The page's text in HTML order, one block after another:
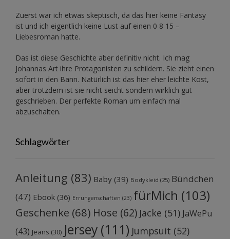
Zuerst war ich etwas skeptisch, da das hier keine Fantasy
ist und ich eigentlich keine Lust auf einen 0 8 15 –
Liebesroman hatte.
Das ist diese Geschichte aber definitiv nicht. Ich mag
Johannas Art ihre Protagonisten zu schildern. Sie zieht einen
sofort in den Bann. Natürlich ist das hier eher leichte Kost,
aber trotzdem ist sie nicht seicht sondern wirklich gut
geschrieben. Der perfekte Roman um einfach mal
abzuschalten.
Schlagwörter
Anleitung (83) Baby (39) Bodykleid (25) Bündchen
(47) Ebook (36) Errungenschaften (23) fürMich (103)
Geschenke (68) Hose (62) Jacke (51) JaWePu
(43) Jeans (30) Jersey (111) Jumpsuit (52)